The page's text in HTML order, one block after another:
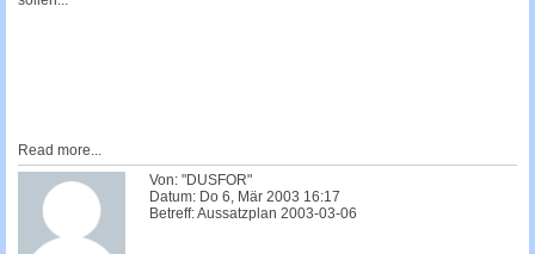
Read more...
Von: "DUSFOR"
Datum: Do 6, Mär 2003 16:17
Betreff: Aussatzplan 2003-03-06